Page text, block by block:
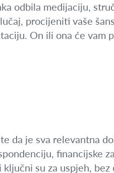
odbila medijaciju,
procijeniti vaše
On ili ona će vam
da je sva relevantna
financijske
su za uspjeh,